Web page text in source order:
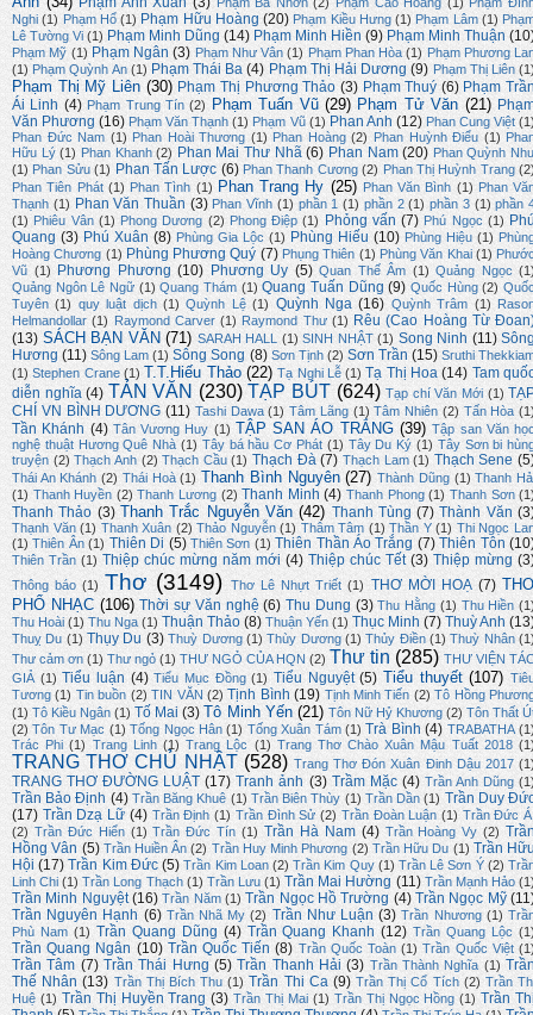
Phạm Bá Nhơn (2) Phạm Cao Hoàng (1) Phạm
Nghi (1) Phạm Hổ (1) Phạm Hữu Hoàng (20) Phạm Kiều Hưng (1) Phạm Lâm (1)
Lê Tường Vi (1) Phạm Minh Dũng (14) Phạm Minh Hiền (9) Phạm Minh Thuận
Phạm Mỹ (1) Phạm Ngân (3) Phạm Như Vân (1) Phạm Phan Hòa (1) Phạm Phương
(1) Phạm Quỳnh An (1) Phạm Thái Ba (4) Phạm Thị Hải Dương (9) Phạm Thị Liên
Phạm Thị Mỹ Liên (30) Phạm Thị Phương Thảo (3) Phạm Thuý (6) Phạm
Ái Linh (4) Phạm Trung Tín (2) Phạm Tuấn Vũ (29) Phạm Tử Văn (21)
Văn Phương (16) Phạm Văn Thạnh (1) Phạm Vũ (1) Phan Anh (12) Phan Cung Việt
Phan Đức Nam (1) Phan Hoài Thương (1) Phan Hoàng (2) Phan Huỳnh Điểu (1)
Hữu Lý (1) Phan Khanh (2) Phan Mai Thư Nhã (6) Phan Nam (20) Phan Quỳnh
(1) Phan Sửu (1) Phan Tấn Lược (6) Phan Thanh Cương (2) Phan Thị Huỳnh Trang
Phan Tiên Phát (1) Phan Tình (1) Phan Trang Hy (25) Phan Văn Bình (1) Phan
Thạnh (1) Phan Văn Thuần (3) Phan Vĩnh (1) phần 1 (1) phần 2 (1) phần 3 (1) phần
(1) Phiêu Vân (1) Phong Dương (2) Phong Điệp (1) Phỏng vấn (7) Phú Ngọc (1)
Quang (3) Phú Xuân (8) Phùng Gia Lộc (1) Phùng Hiếu (10) Phùng Hiệu (1)
Hoàng Chương (1) Phùng Phương Quý (7) Phụng Thiên (1) Phùng Văn Khai (1)
Vũ (1) Phương Phương (10) Phương Uy (5) Quan Thế Âm (1) Quảng Ngọc
Quảng Ngôn Lê Ngữ (1) Quang Thám (1) Quang Tuấn Dũng (9) Quốc Hùng (2)
Tuyên (1) quy luật dịch (1) Quỳnh Lệ (1) Quỳnh Nga (16) Quỳnh Trâm (1)
Helmandollar (1) Raymond Carver (1) Raymond Thư (1) Rêu (Cao Hoàng Từ
(13) SÁCH BẠN VĂN (71) SARAH HALL (1) SINH NHẬT (1) Song Ninh (11)
Hương (11) Sông Lam (1) Sông Song (8) Sơn Tịnh (2) Sơn Trần (15) Sruthi
(1) Stephen Crane (1) T.T.Hiếu Thảo (22) Tạ Nghi Lễ (1) Tạ Thị Hoa (14) Tam
diễn nghĩa (4) TẢN VĂN (230) TẠP BÚT (624) Tạp chí Văn Mới (1)
CHÍ VN BÌNH DƯƠNG (11) Tashi Dawa (1) Tâm Lãng (1) Tâm Nhiên (2) Tấn Hòa
Tần Khánh (4) Tân Vương Huy (1) TẬP SAN ÁO TRẮNG (39) Tập san Văn
nghệ thuật Hương Quê Nhà (1) Tây bá hầu Cơ Phát (1) Tây Du Ký (1) Tây Sơn bi
truyện (2) Thạch Anh (2) Thạch Cầu (1) Thạch Đà (7) Thạch Lam (1) Thạch Sene
Thái An Khánh (2) Thái Hoà (1) Thanh Bình Nguyên (27) Thành Dũng (1) Thanh
(1) Thanh Huyền (2) Thanh Lương (2) Thanh Minh (4) Thanh Phong (1) Thanh Sơn
Thanh Thảo (3) Thanh Trắc Nguyễn Văn (42) Thanh Tùng (7) Thành Văn
Thạnh Văn (1) Thanh Xuân (2) Thảo Nguyễn (1) Thâm Tâm (1) Thần Y (1) Thi Ngọc
(1) Thiên Ân (1) Thiên Di (5) Thiên Sơn (1) Thiên Thần Áo Trắng (7) Thiên Tôn
Thiên Trần (1) Thiệp chúc mừng năm mới (4) Thiệp chúc Tết (3) Thiệp mừng
Thông báo (1) Thơ (3149) Thơ Lê Nhựt Triết (1) THƠ MỜI HOẠ (7)
PHỔ NHẠC (106) Thời sự Văn nghệ (6) Thu Dung (3) Thu Hằng (1) Thu Hiền
Thu Hoài (1) Thu Nga (1) Thuận Thảo (8) Thuận Yến (1) Thục Minh (7) Thuỳ Anh
Thuỵ Du (1) Thụy Du (3) Thuỳ Dương (1) Thùy Dương (1) Thủy Điền (1) Thuỳ Nhân
Thư cảm ơn (1) Thư ngỏ (1) THƯ NGỎ CỦA HQN (2) Thư tin (285) THƯ VIỆN
GIẢ (1) Tiểu luận (4) Tiểu Mục Đồng (1) Tiểu Nguyệt (5) Tiểu thuyết (107)
Tương (1) Tin buồn (2) TIN VĂN (2) Tịnh Bình (19) Tịnh Minh Tiến (2) Tô Hồng
(1) Tô Kiều Ngân (1) Tố Mai (3) Tô Minh Yến (21) Tôn Nữ Hỷ Khương (2) Tôn Thất
(2) Tôn Tư Mạc (1) Tống Ngọc Hân (1) Tống Xuân Tám (1) Trà Bình (4) TRABATHA
Trác Phi (1) Trang Linh (1) Trang Lộc (1) Trang Thơ Chào Xuân Mậu Tuất 2018
TRANG THƠ CHỦ NHẬT (528) Trang Thơ Đón Xuân Đinh Dậu 2017
TRANG THƠ ĐƯỜNG LUẬT (17) Tranh ảnh (3) Trầm Mặc (4) Trần Anh Dũng
Trần Bảo Định (4) Trần Băng Khuê (1) Trần Biên Thùy (1) Trần Dần (1) Trần Duy
(17) Trần Dzạ Lữ (4) Trần Định (1) Trần Đình Sử (2) Trần Đoàn Luận (1) Trần Đức
(2) Trần Đức Hiển (1) Trần Đức Tín (1) Trần Hà Nam (4) Trần Hoàng Vy (2)
Hồng Vân (5) Trần Huiền Ân (2) Trần Huy Minh Phương (2) Trần Hữu Du (1) Trần
Hội (17) Trần Kim Đức (5) Trần Kim Loan (2) Trần Kim Quy (1) Trần Lê Sơn Ý (2)
Linh Chi (1) Trần Long Thạch (1) Trần Lưu (1) Trần Mai Hường (11) Trần Mạnh Hảo
Trần Minh Nguyệt (16) Trần Năm (1) Trần Ngọc Hồ Trường (4) Trần Ngọc Mỹ
Trần Nguyên Hạnh (6) Trần Nhã My (2) Trần Như Luận (3) Trần Nhương (1)
Phù Nam (1) Trần Quang Dũng (4) Trần Quang Khanh (12) Trần Quang Lộc
Trần Quang Ngân (10) Trần Quốc Tiến (8) Trần Quốc Toàn (1) Trần Quốc Việt
Trần Tâm (7) Trần Thái Hưng (5) Trần Thanh Hải (3) Trần Thành Nghĩa (1)
Thế Nhân (13) Trần Thị Bích Thu (1) Trần Thi Ca (9) Trần Thị Cổ Tích (2) Trần
Huệ (1) Trần Thị Huyền Trang (3) Trần Thị Mai (1) Trần Thị Ngọc Hồng (1) Trần